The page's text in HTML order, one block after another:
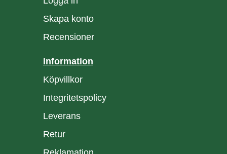
Skapa konto
Recensioner
Information
Köpvillkor
Integritetspolicy
Leverans
Retur